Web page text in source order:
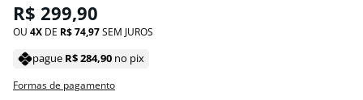
R$ 299,90
OU 4 DE R$74,97SEM JUROS
pague R$284,90 no pix
Formas de pagamento